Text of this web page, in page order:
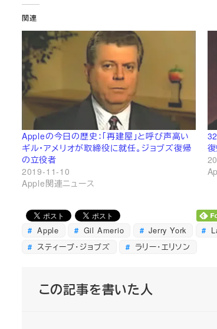
関連
Appleの今日の歴史：「再建屋」と呼び声高い
ギル・アメリオが取締役に就任。ジョブズ復帰
の立役者
2019-11-10
Apple関連ニュース
Apple Gil Amerio Jerry York
スティーブ・ジョブズ
ラリー・エリソン
この記事を書いた人